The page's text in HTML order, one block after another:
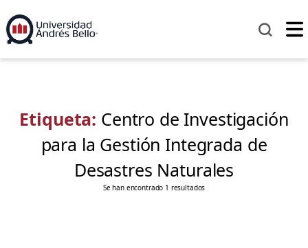
Etiqueta: Centro de Investigación
para la Gestión Integrada de
Desastres Naturales
Se han encontrado 1 resultados